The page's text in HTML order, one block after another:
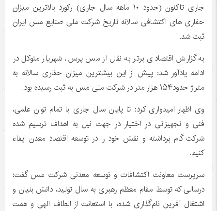
جاری تاکنون (حدود ۱۰ ماهه سال جاری) رکورد بالاترین میزان
حفاری های اکتشافی سالانه تاریخ شرکت ملی صنایع مس ایران
ثبت شد.
به گزارش اقتصادی برتر به نقل از مس پرس، شهریار متوکل در
ادامه یادآور شد: پیش از این بیشترین میزان حفاری سالانه به
متراژ حدود۱۵۴ هزار متر در شرکت ملی مس به ثبت رسیده بود.
وی اظهار امیدواری کرد: تا پایان سال جاری با تمام توان علمی،
فنی و تجهیزاتی در اختیار در جهت نیل به اهداف ترسیم شده
شرکت گام برداشته و نقش خود را در توسعه اقتصاد معدن ایفاء
کنیم.
سرپرست معاونت اکتشافات و توسعه معدنی شرکت مس گفت:
درسالی که توسط مقام معظم رهبری به سال تولید، دانش بنیان و
اشتغال آفرین نام‌گذاری شده، با استعانت از الطاف الهی و همت